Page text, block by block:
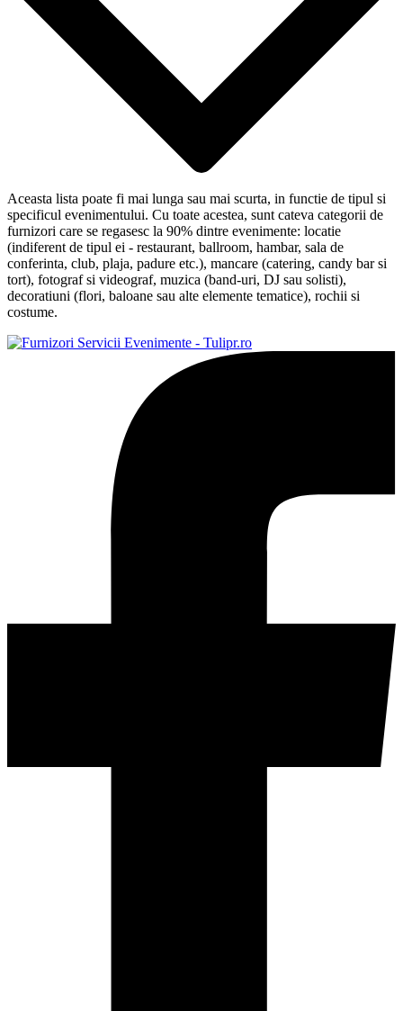
Aceasta lista poate fi mai lunga sau mai scurta, in functie de tipul si
specificul evenimentului. Cu toate acestea, sunt cateva categorii de
furnizori care se regasesc la 90% dintre evenimente: locatie
(indiferent de tipul ei - restaurant, ballroom, hambar, sala de
conferinta, club, plaja, padure etc.), mancare (catering, candy bar si
tort), fotograf si videograf, muzica (band-uri, DJ sau solisti),
decoratiuni (flori, baloane sau alte elemente tematice), rochii si
costume.